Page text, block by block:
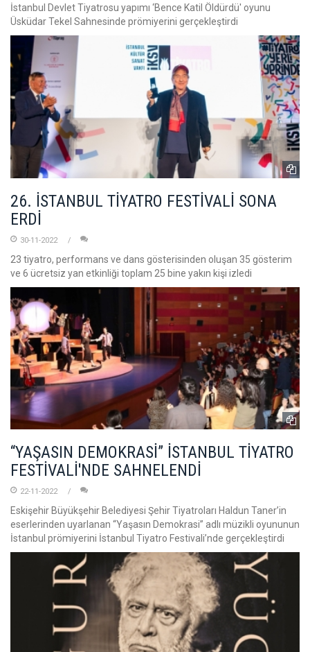
İstanbul Devlet Tiyatrosu yapımı ‘Bence Katil Öldürdü' oyunu
Üsküdar Tekel Sahnesinde prömiyerini gerçekleştirdi
26. İSTANBUL TİYATRO FESTİVALİ SONA
ERDİ
30-11-2022
23 tiyatro, performans ve dans gösterisinden oluşan 35 gösterim
ve 6 ücretsiz yan etkinliği toplam 25 bine yakın kişi izledi
“YAŞASIN DEMOKRASİ” İSTANBUL TİYATRO
FESTİVALİ'NDE SAHNELENDİ
22-11-2022
Eskişehir Büyükşehir Belediyesi Şehir Tiyatroları Haldun Taner’in
eserlerinden uyarlanan “Yaşasın Demokrasi” adlı müzikli oyununun
İstanbul prömiyerini İstanbul Tiyatro Festivali’nde gerçekleştirdi